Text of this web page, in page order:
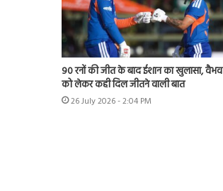
90 रनों की जीत के बाद ईशान का खुलासा, वैभव
को लेकर कही दिल जीतने वाली बात
26 July 2026 - 2:04 PM